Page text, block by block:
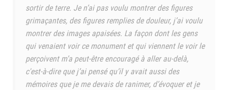
sortir de terre. Je n’ai pas voulu montrer des figures
grimaçantes, des figures remplies de douleur, j’ai voulu
montrer des images apaisées. La façon dont les gens
qui venaient voir ce monument et qui viennent le voir le
perçoivent m’a peut-être encouragé à aller au-delà,
c'est-à-dire que j’ai pensé qu’il y avait aussi des
mémoires que je me devais de ranimer, d’évoquer et je